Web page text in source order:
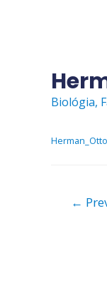
Biológia,
Bejegyzés
←